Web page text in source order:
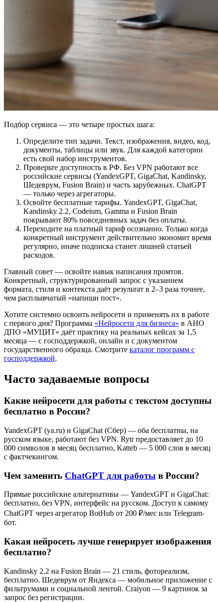
Подбор сервиса — это четыре простых шага:
Определите тип задачи. Текст, изображения, видео, код,
документы, таблицы или звук. Для каждой категории
есть свой набор инструментов.
Проверьте доступность в РФ. Без VPN работают все
российские сервисы (YandexGPT, GigaChat, Kandinsky,
Шедеврум, Fusion Brain) и часть зарубежных. ChatGPT
— только через агрегаторы.
Освойте бесплатные тарифы. YandexGPT, GigaChat,
Kandinsky 2.2, Codeium, Gamma и Fusion Brain
покрывают 80% повседневных задач без оплаты.
Переходите на платный тариф осознанно. Только когда
конкретный инструмент действительно экономит время
регулярно, иначе подписка станет лишней статьей
расходов.
Главный совет — освойте навык написания промтов.
Конкретный, структурированный запрос с указанием
формата, стиля и контекста даёт результат в 2–3 раза точнее,
чем расплывчатый «напиши пост».
Хотите системно освоить нейросети и применять их в работе
с первого дня? Программа «Нейросети для бизнеса» в АНО
ДПО «МУЦИТ» даёт практику на реальных кейсах за 1,5
месяца — с господдержкой, онлайн и с документом
государственного образца. Смотрите каталог программ с
господдержкой.
Часто задаваемые вопросы
Какие нейросети для работы с текстом доступны
бесплатно в России?
YandexGPT (ya.ru) и GigaChat (Сбер) — оба бесплатны, на
русском языке, работают без VPN. Rytr предоставляет до 10
000 символов в месяц бесплатно, Katteb — 5 000 слов в месяц
с фактчекингом.
Чем заменить ChatGPT для работы в России?
Прямые российские альтернативы — YandexGPT и GigaChat:
бесплатно, без VPN, интерфейс на русском. Доступ к самому
ChatGPT через агрегатор BotHub от 200 ₽/мес или Telegram-
бот.
Какая нейросеть лучше генерирует изображения
бесплатно?
Kandinsky 2.2 на Fusion Brain — 21 стиль, фотореализм,
бесплатно. Шедеврум от Яндекса — мобильное приложение с
фильтрумами и социальной лентой. Craiyon — 9 картинок за
запрос без регистрации.